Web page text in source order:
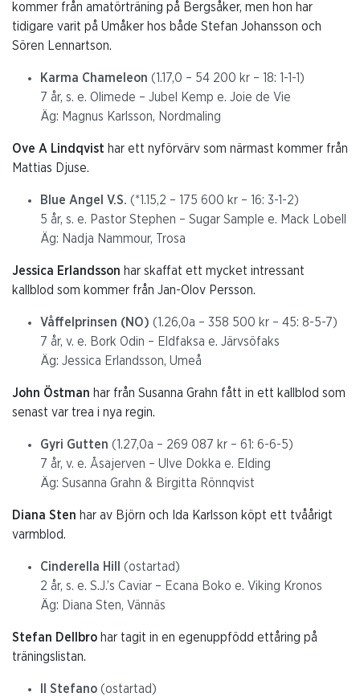
kommer från amatörträning på Bergsåker, men hon har
tidigare varit på Umåker hos både Stefan Johansson och
Sören Lennartson.
Karma Chameleon (1.17,0 – 54 200 kr – 18: 1-1-1)
7 år, s. e. Olimede – Jubel Kemp e. Joie de Vie
Äg: Magnus Karlsson, Nordmaling
Ove A Lindqvist har ett nyförvärv som närmast kommer från
Mattias Djuse.
Blue Angel V.S. (*1.15,2 – 175 600 kr – 16: 3-1-2)
5 år, s. e. Pastor Stephen – Sugar Sample e. Mack Lobell
Äg: Nadja Nammour, Trosa
Jessica Erlandsson har skaffat ett mycket intressant
kallblod som kommer från Jan-Olov Persson.
Våffelprinsen (NO) (1.26,0a – 358 500 kr – 45: 8-5-7)
7 år, v. e. Bork Odin – Eldfaksa e. Järvsöfaks
Äg: Jessica Erlandsson, Umeå
John Östman har från Susanna Grahn fått in ett kallblod som
senast var trea i nya regin.
Gyri Gutten (1.27,0a – 269 087 kr – 61: 6-6-5)
7 år, v. e. Åsajerven – Ulve Dokka e. Elding
Äg: Susanna Grahn & Birgitta Rönnqvist
Diana Sten har av Björn och Ida Karlsson köpt ett tvåårigt
varmblod.
Cinderella Hill
(ostartad)
2 år, s. e. S.J.’s Caviar – Ecana Boko e. Viking Kronos
Äg: Diana Sten, Vännäs
Stefan Dellbro har tagit in en egenuppfödd ettåring på
träningslistan.
Il Stefano (ostartad)